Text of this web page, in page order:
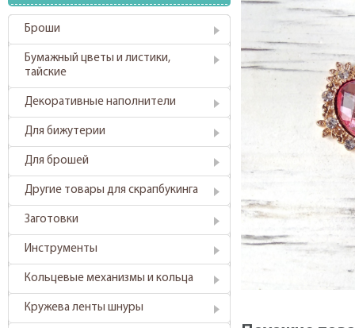
Броши
Бумажный цветы и листики,
тайские
Декоративные наполнители
Для бижутерии
Для брошей
Другие товары для скрапбукинга
Заготовки
Инструменты
Кольцевые механизмы и кольца
Кружева ленты шнуры